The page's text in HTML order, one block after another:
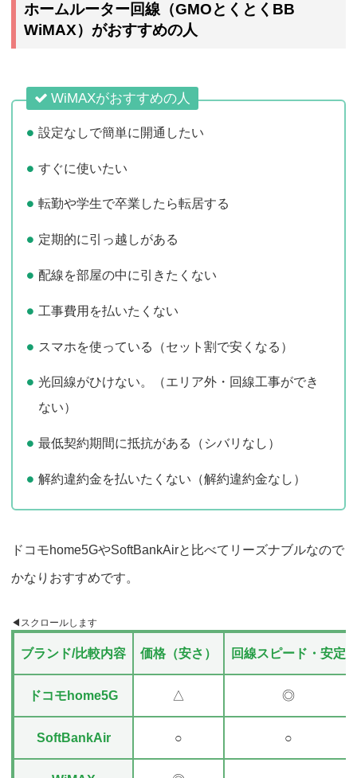
ホームルーター回線（GMOとくとくBB
WiMAX）がおすすめの人
WiMAXがおすすめの人
設定なしで簡単に開通したい
すぐに使いたい
転勤や学生で卒業したら転居する
定期的に引っ越しがある
配線を部屋の中に引きたくない
工事費用を払いたくない
スマホを使っている（セット割で安くなる）
光回線がひけない。（エリア外・回線工事ができ
ない）
最低契約期間に抵抗がある（シバリなし）
解約違約金を払いたくない（解約違約金なし）
ドコモhome5GやSoftBankAirと比べてリーズナブルなので
かなりおすすめです。
ブランド/比較内容 価格（安さ） 回線スピード・安定
ドコモhome5G △ ◎
SoftBankAir ○ ○